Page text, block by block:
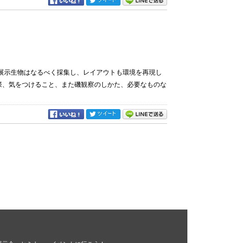
生物はなるべく採集し、レイアウトも環境を再現し
気をつけること、また磯観察のしかた、必要なものな